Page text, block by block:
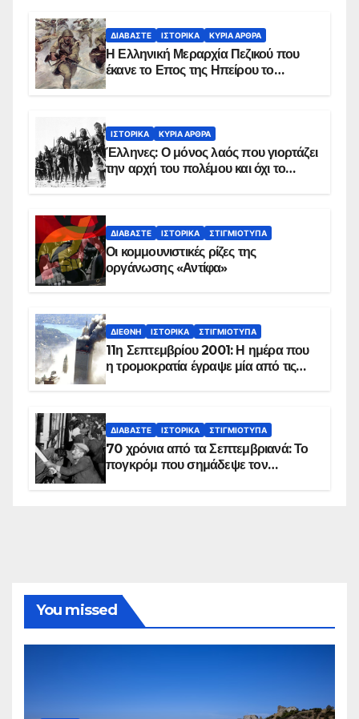
ΔΙΑΒΆΣΤΕ ΙΣΤΟΡΙΚΆ ΚΥΡΙΑ ΑΡΘΡΑ
Η Ελληνική Μεραρχία Πεζικού που
έκανε το Επος της Ηπείρου το
ΙΣΤΟΡΙΚΆ ΚΥΡΙΑ ΑΡΘΡΑ
Έλληνες: Ο μόνος λαός που γιορτάζει
την αρχή του πολέμου και όχι το
ΔΙΑΒΆΣΤΕ ΙΣΤΟΡΙΚΆ ΣΤΙΓΜΙΌΤΥΠΑ
Οι κομμουνιστικές ρίζες της
οργάνωσης «Αντίφα»
ΔΙΕΘΝΉ ΙΣΤΟΡΙΚΆ ΣΤΙΓΜΙΌΤΥΠΑ
11η Σεπτεμβρίου 2001: Η ημέρα που
η τρομοκρατία έγραψε μία από τις
ΔΙΑΒΆΣΤΕ ΙΣΤΟΡΙΚΆ ΣΤΙΓΜΙΌΤΥΠΑ
70 χρόνια από τα Σεπτεμβριανά: Το
πογκρόμ που σημάδεψε τον
You missed